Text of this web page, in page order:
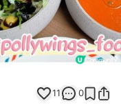
11 0